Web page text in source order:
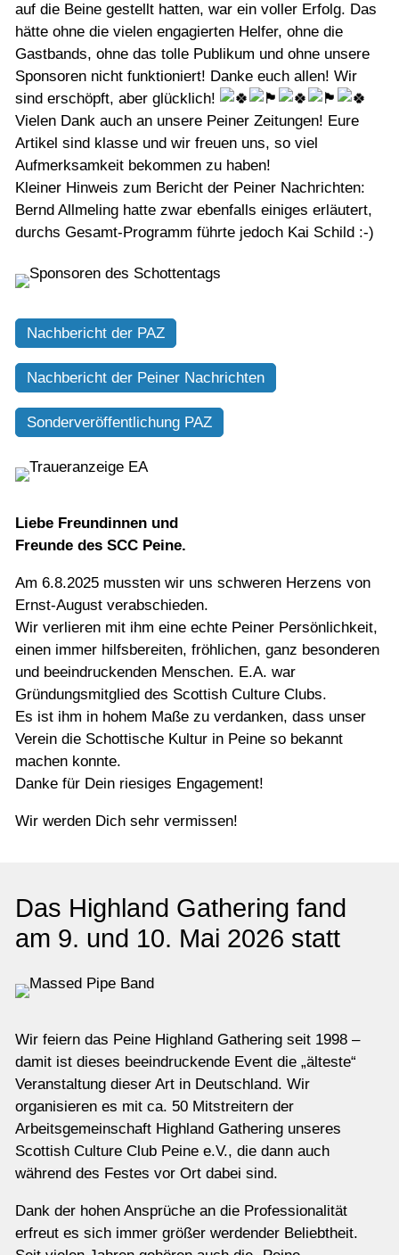
auf die Beine gestellt hatten, war ein voller Erfolg. Das
hätte ohne die vielen engagierten Helfer, ohne die
Gastbands, ohne das tolle Publikum und ohne unsere
Sponsoren nicht funktioniert! Danke euch allen! Wir
sind erschöpft, aber glücklich!
Vielen Dank auch an unsere Peiner Zeitungen! Eure
Artikel sind klasse und wir freuen uns, so viel
Aufmerksamkeit bekommen zu haben!
Kleiner Hinweis zum Bericht der Peiner Nachrichten:
Bernd Allmeling hatte zwar ebenfalls einiges erläutert,
durchs Gesamt-Programm führte jedoch Kai Schild :-)
Nachbericht der PAZ
Nachbericht der Peiner Nachrichten
Sonderveröffentlichung PAZ
Liebe Freundinnen und
Freunde des SCC Peine.
Am 6.8.2025 mussten wir uns schweren Herzens von
Ernst-August verabschieden.
Wir verlieren mit ihm eine echte Peiner Persönlichkeit,
einen immer hilfsbereiten, fröhlichen, ganz besonderen
und beeindruckenden Menschen. E.A. war
Gründungsmitglied des Scottish Culture Clubs.
Es ist ihm in hohem Maße zu verdanken, dass unser
Verein die Schottische Kultur in Peine so bekannt
machen konnte.
Danke für Dein riesiges Engagement!
Wir werden Dich sehr vermissen!
Das Highland Gathering fand
am 9. und 10. Mai 2026 statt
Wir feiern das Peine Highland Gathering seit 1998 –
damit ist dieses beeindruckende Event die „älteste“
Veranstaltung dieser Art in Deutschland. Wir
organisieren es mit ca. 50 Mitstreitern der
Arbeitsgemeinschaft Highland Gathering unseres
Scottish Culture Club Peine e.V., die dann auch
während des Festes vor Ort dabei sind.
Dank der hohen Ansprüche an die Professionalität
erfreut es sich immer größer werdender Beliebtheit.